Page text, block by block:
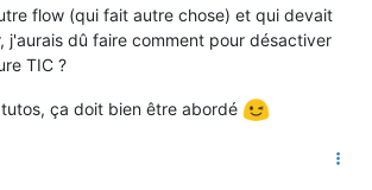
flow (qui fait autre chose) et qui devait
j'aurais dû faire comment pour désactiver
TIC ?
ça doit bien être abordé